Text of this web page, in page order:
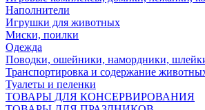
Наполнители
Игрушки для животных
Миски, поилки
Одежда
Поводки, ошейники, намордники,
Транспортировка и содержание
Туалеты и пеленки
ТОВАРЫ ДЛЯ КОНСЕРВИРОВАНИЯ